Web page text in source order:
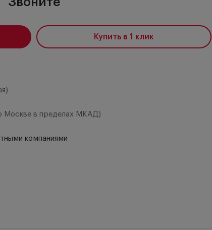
Купить в 1 клик
Москве в пределах МКАД)
компаниями